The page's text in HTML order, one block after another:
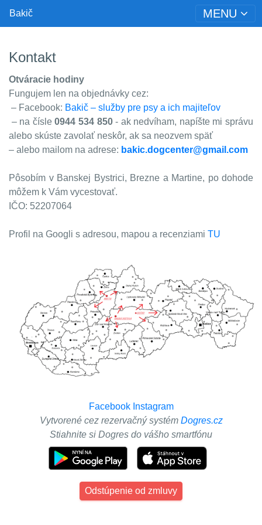
Bakič MENU
Kontakt
Otváracie hodiny
Fungujem len na objednávky cez:
– Facebook: Bakič – služby pre psy a ich majiteľov
– na čísle0944 534 850- ak nedvíham, napíšte mi správu
alebo skúste zavolať neskôr, ak sa neozvem späť
– alebo mailom na adrese: bakic.dogcenter@gmail.com
Pôsobím v Banskej Bystrici, Brezne a Martine, po dohode
môžem k Vám vycestovať.
IČO: 52207064
Profil na Googli s adresou, mapou a recenziami TU
Facebook Instagram
Vytvorené cez rezervačný systém Dogres.cz
Stiahnite si Dogres do vášho smartfónu
Odstúpenie od zmluvy